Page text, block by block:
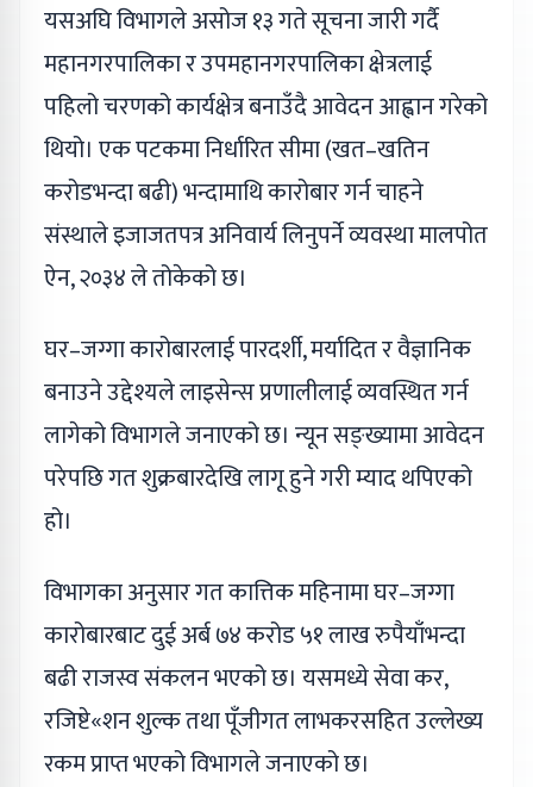
यसअघि विभागले असोज १३ गते सूचना जारी गर्दै
महानगरपालिका र उपमहानगरपालिका क्षेत्रलाई
पहिलो चरणको कार्यक्षेत्र बनाउँदै आवेदन आह्वान गरेको
थियो। एक पटकमा निर्धारित सीमा (खत–खतिन
करोडभन्दा बढी) भन्दामाथि कारोबार गर्न चाहने
संस्थाले इजाजतपत्र अनिवार्य लिनुपर्ने व्यवस्था मालपोत
ऐन, २०३४ ले तोकेको छ।
घर–जग्गा कारोबारलाई पारदर्शी, मर्यादित र वैज्ञानिक
बनाउने उद्देश्यले लाइसेन्स प्रणालीलाई व्यवस्थित गर्न
लागेको विभागले जनाएको छ। न्यून सङ्ख्यामा आवेदन
परेपछि गत शुक्रबारदेखि लागू हुने गरी म्याद थपिएको
हो।
विभागका अनुसार गत कात्तिक महिनामा घर–जग्गा
कारोबारबाट दुई अर्ब ७४ करोड ५१ लाख रुपैयाँभन्दा
बढी राजस्व संकलन भएको छ। यसमध्ये सेवा कर,
रजिष्टे«शन शुल्क तथा पूँजीगत लाभकरसहित उल्लेख्य
रकम प्राप्त भएको विभागले जनाएको छ।